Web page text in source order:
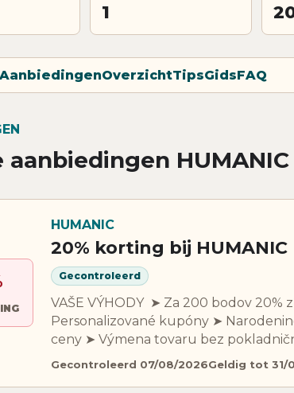
1
AanbiedingenOverzichtTipsGidsFAQ
aanbiedingen HUMANIC
HUMANIC
20% korting bij HUMANIC
Gecontroleerd
​​​​​​​​​​​​​​VAŠE VÝHODY ​​​​​​​ ➤ Za 200 bodov
Personalizované kupóny ➤
ceny ➤ Výmena tovaru bez
Gecontroleerd 07/08/2026Geldig tot 31/